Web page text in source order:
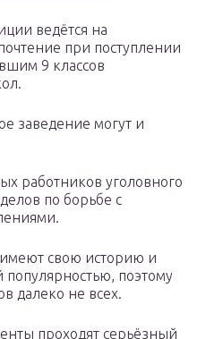
ведётся на
при поступлении
9 классов
заведение могут и
работников уголовного
по борьбе с
свою историю и
поэтому
далеко не всех.
проходят серьёзный